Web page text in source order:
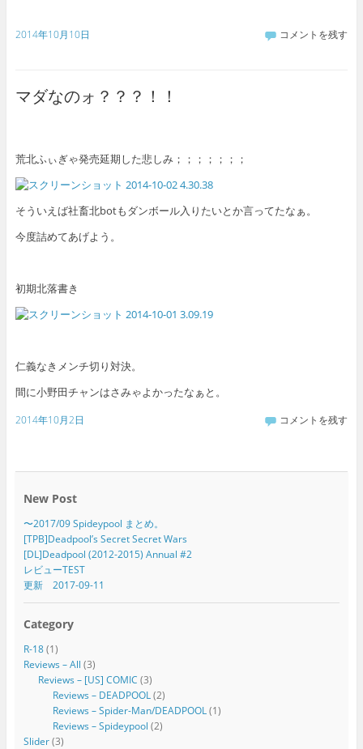
2014年10月10日 コメントを残す
マダなのォ？？？！！
荒北ふぃぎゃ発売延期した悲しみ；；；；；；；
そういえば社畜北botもダンボール入りたいとか言ってたなぁ。
今度詰めてあげよう。
初期北落書き
仁義なきメンチ切り対決。
間に小野田チャンはさみゃよかったなぁと。
2014年10月2日 コメントを残す
New Post
〜2017/09 Spideypool まとめ。
[TPB]Deadpool’s Secret Secret Wars
[DL]Deadpool (2012-2015) Annual #2
レビューTEST
更新 2017-09-11
Category
R-18(1)
Reviews – All (3)
Reviews – [US] COMIC (3)
Reviews – DEADPOOL(2)
Reviews – Spider-Man/DEADPOOL(1)
Reviews – Spideypool (2)
Slider(3)